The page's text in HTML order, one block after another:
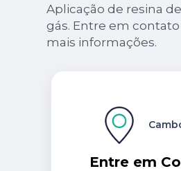
Aplicação de resina
gás. Entre em
mais informações.
Entre em